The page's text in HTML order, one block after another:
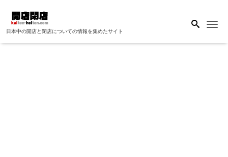
日本中の開店と閉店についての情報を集めたサイト